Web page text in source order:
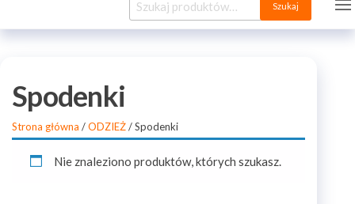
Szukaj
Spodenki
Strona główna /ODZIEŻ/ Spodenki
Nie znaleziono produktów, których szukasz.